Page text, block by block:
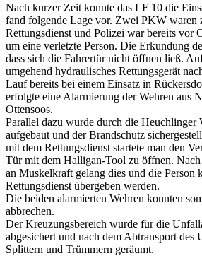
Nach kurzer Zeit konnte das LF 10 die
fand folgende Lage vor. Zwei PKW waren
Rettungsdienst und Polizei war bereits vor
um eine verletzte Person. Die Erkundung
dass sich die Fahrertür nicht öffnen ließ.
umgehend hydraulisches Rettungsgerät
Lauf bereits bei einem Einsatz in
erfolgte eine Alarmierung der Wehren aus
Ottensoos.
Parallel dazu wurde durch die Heuchlinger
aufgebaut und der Brandschutz
mit dem Rettungsdienst startete man den
Tür mit dem Halligan-Tool zu öffnen.
an Muskelkraft gelang dies und die Person
Rettungsdienst übergeben werden.
Die beiden alarmierten Wehren konnten
abbrechen.
Der Kreuzungsbereich wurde für die
abgesichert und nach dem Abtransport des
Splittern und Trümmern geräumt.